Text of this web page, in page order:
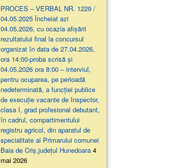
PROCES – VERBAL NR. 1229 /
04.05.2025 Încheiat azi
04.05.2026, cu ocazia afişării
rezultatului final la concursul
organizat în data de 27.04.2026,
ora 14:00-proba scrisă şi
04.05.2026 ora 8:00 – interviul,
pentru ocuparea, pe perioadă
nedeterminată, a funcției publice
de execuție vacante de Inspector,
clasa I, grad profesional debutant,
în cadrul, compartimentului
registru agricol, din aparatul de
specialitate al Primarului comunei
Baia de Criș,județul Hunedoara 4
mai 2026